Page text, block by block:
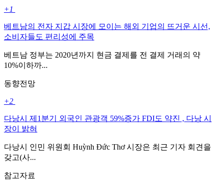
+1
베트남의 전자 지갑 시장에 모이는 해외 기업의 뜨거운 시선,
소비자들도 편리성에 주목
베트남 정부는 2020년까지 현금 결제를 전 결제 거래의 약
10%이하까...
동향전망
+2
다낭시 제1분기 외국인 관광객 59%증가 FDI도 약진 , 다낭 시
장이 밝혀
다낭시 인민 위원회 Huỳnh Đức Thơ 시장은 최근 기자 회견을
갖고(사...
참고자료